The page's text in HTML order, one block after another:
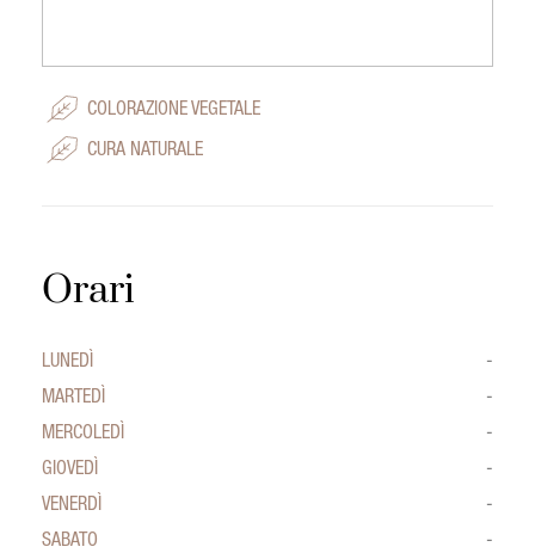
COLORAZIONE VEGETALE
CURA NATURALE
Orari
LUNEDÌ
-
MARTEDÌ
-
MERCOLEDÌ
-
GIOVEDÌ
-
VENERDÌ
-
SABATO
-